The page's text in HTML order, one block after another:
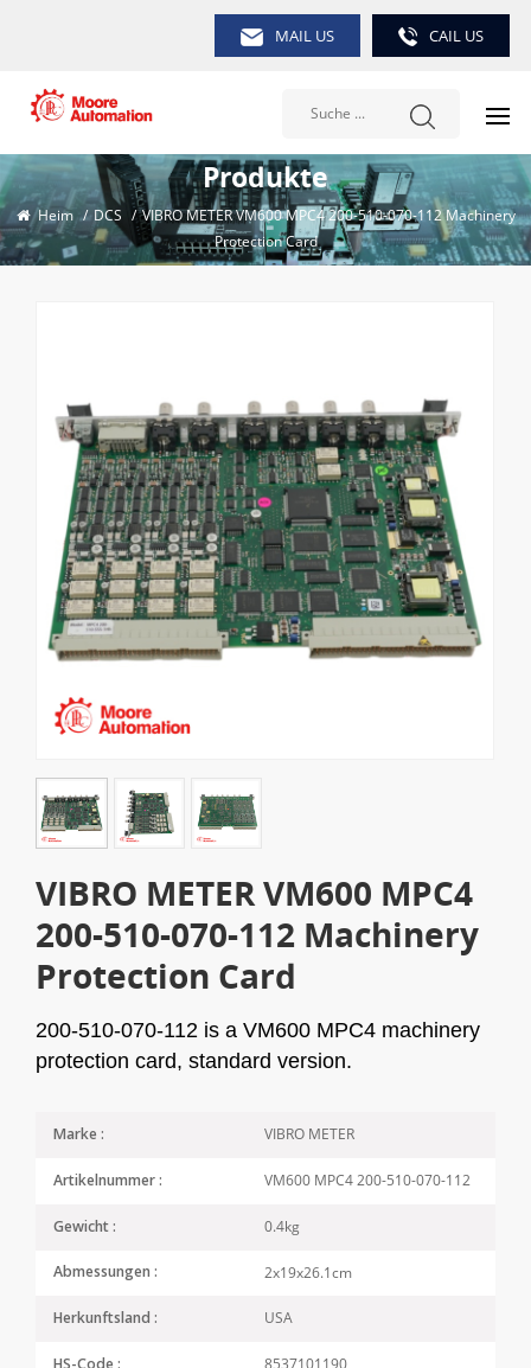
MAIL US CAIL US
Produkte
Heim / DCS / VIBRO METER VM600 MPC4 200-510-070-112 Machinery
Protection Card
VIBRO METER VM600 MPC4
200-510-070-112 Machinery
Protection Card
200-510-070-112 is a VM600 MPC4 machinery
protection card, standard version.
Marke : VIBRO METER
Artikelnummer : VM600 MPC4 200-510-070-112
Gewicht : 0.4kg
Abmessungen : 2x19x26.1cm
Herkunftsland : USA
8537101190